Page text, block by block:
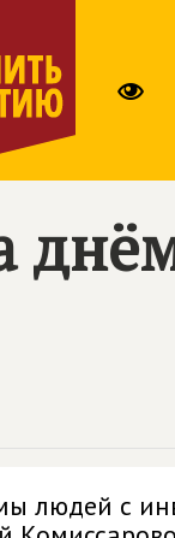
людей с